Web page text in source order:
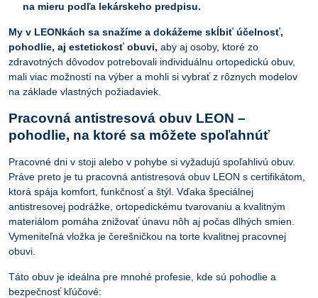
na mieru podľa lekárskeho predpisu.
My v LEONkách sa snažíme a dokážeme skĺbiť účelnosť,
pohodlie, aj estetickosť obuvi, aby aj osoby, ktoré zo
zdravotných dôvodov potrebovali individuálnu ortopedickú obuv,
mali viac možností na výber a mohli si vybrať z rôznych modelov
na základe vlastných požiadaviek.
Pracovná antistresová obuv LEON –
pohodlie, na ktoré sa môžete spoľahnúť
Pracovné dni v stoji alebo v pohybe si vyžadujú spoľahlivú obuv.
Práve preto je tu pracovná antistresová obuv LEON s certifikátom,
ktorá spája komfort, funkčnosť a štýl. Vďaka špeciálnej
antistresovej podrážke, ortopedickému tvarovaniu a kvalitným
materiálom pomáha znižovať únavu nôh aj počas dlhých smien.
Vymeniteľná vložka je čerešničkou na torte kvalitnej pracovnej
obuvi.
Táto obuv je ideálna pre mnohé profesie, kde sú pohodlie a
bezpečnosť kľúčové: